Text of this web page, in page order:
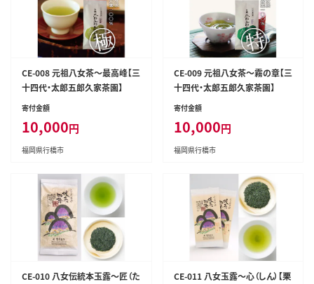
CE-008 元祖八女茶～最高峰【三
十四代・太郎五郎久家茶園】
寄付金額
10,000円
福岡県行橋市
CE-009 元祖八女茶～霧の章【三
十四代・太郎五郎久家茶園】
寄付金額
10,000円
福岡県行橋市
CE-010 八女伝統本玉露～匠（た
CE-011 八女玉露～心（しん）【栗